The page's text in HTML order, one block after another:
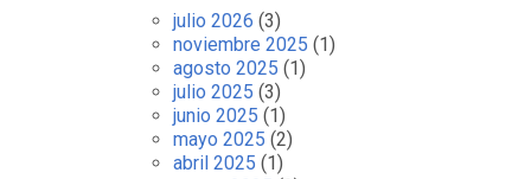
julio 2026 (3)
noviembre 2025 (1)
agosto 2025 (1)
julio 2025 (3)
junio 2025 (1)
mayo 2025 (2)
abril 2025 (1)